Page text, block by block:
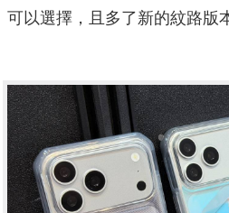
可以選擇，且多了新的紋路版